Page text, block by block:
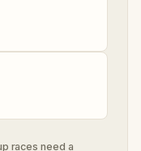
races need a